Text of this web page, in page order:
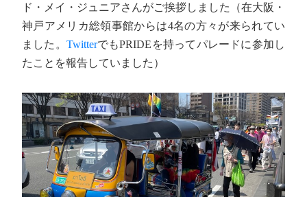
ド・メイ・ジュニアさんがご挨拶しました（在大阪・
神戸アメリカ総領事館からは4名の方々が来られてい
ました。 TwitterでもPRIDEを持ってパレードに参加し
たことを報告していました）